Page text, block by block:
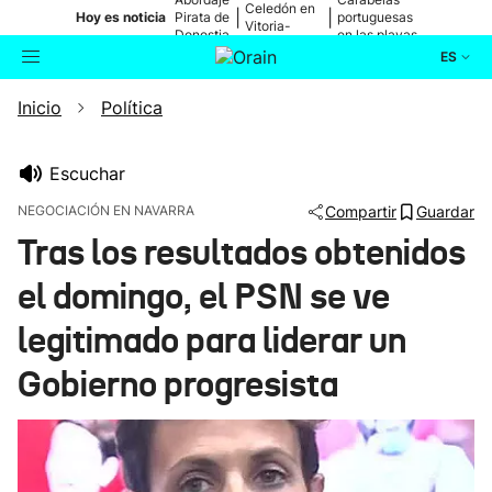
Hoy es noticia Pirata de
Donostia
Celedón en
Vitoria-
portuguesas
en las playas
ES
Buscador
Ikusmiran
Eguraldia
Inicio Política
Escuchar
NEGOCIACIÓN EN NAVARRA Compartir Guardar
Tras los resultados obtenidos
el domingo, el PSN se ve
legitimado para liderar un
Gobierno progresista